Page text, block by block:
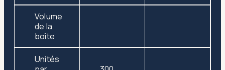
Volume
de la
boîte
Unités